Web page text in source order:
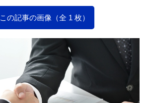
この記事の画像（全 1 枚）